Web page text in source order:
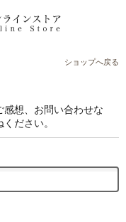
ショップへ戻る
想、お問い合わせな
ださい。